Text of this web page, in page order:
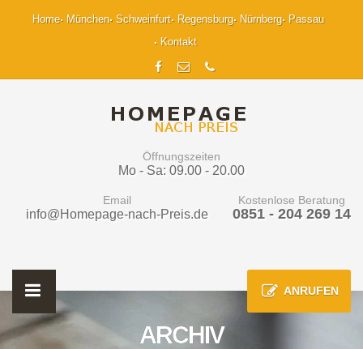
Home München Schweinfurt Regensburg Nürnberg
Passau
Kontakt
Öffnungszeiten
Mo - Sa: 09.00 - 20.00
Email
info@Homepage-nach-Preis.de
Kostenlose Beratung
0851 - 204 269 14
ANRUFEN
ARCHIV